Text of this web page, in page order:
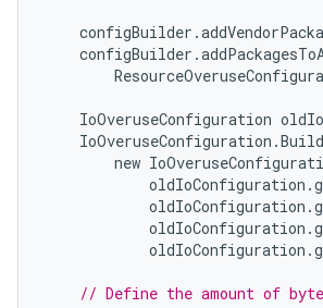
configBuilder .
configBuilder .
IoOveruseConfiguration
IoOveruseConfiguration .
new
oldIoConfiguration .
oldIoConfiguration .
oldIoConfiguration .
oldIoConfiguration .
// Define the amount of